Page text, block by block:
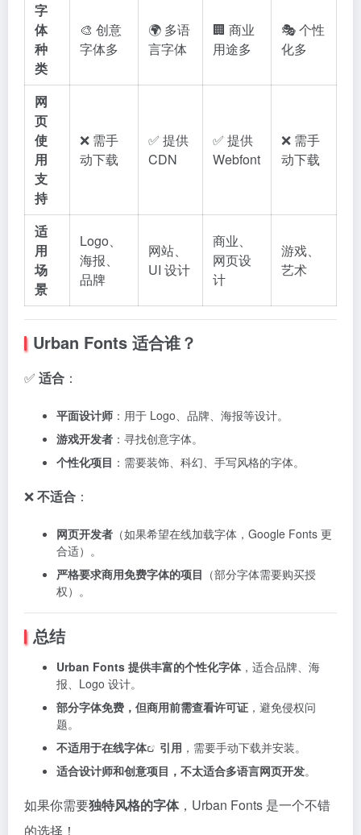
字
体
种
类
🎨 创意
字体多
🌍 多语
言字体
🏢 商业
用途多
🎭 个性
化多
网
页
使
用
支
持
❌ 需手
动下载
✅ 提供
CDN
✅ 提供
Webfont
❌ 需手
动下载
适
用
场
景
Logo、
海报、
品牌
网站、
UI 设计
商业、
网页设
计
游戏、
艺术
Urban Fonts 适合谁？
✅ 适合 ：
平面设计师 ：用于 Logo、品牌、海报等设计。
游戏开发者 ：寻找创意字体。
个性化项目 ：需要装饰、科幻、手写风格的字体。
❌不适合 ：
网页开发者 （如果希望在线加载字体，Google Fonts 更
合适）。
严格要求商用免费字体的项目 （部分字体需要购买授
权）。
总结
Urban Fonts 提供丰富的个性化字体，适合品牌、海
报、Logo 设计。
部分字体免费，但商用前需查看许可证 ，避免侵权问
题。
不适用于在线字体 引用 ，需要手动下载并安装。
适合设计师和创意项目，不太适合多语言网页开发。
如果你需要独特风格的字体，Urban Fonts 是一个不错
的选择！